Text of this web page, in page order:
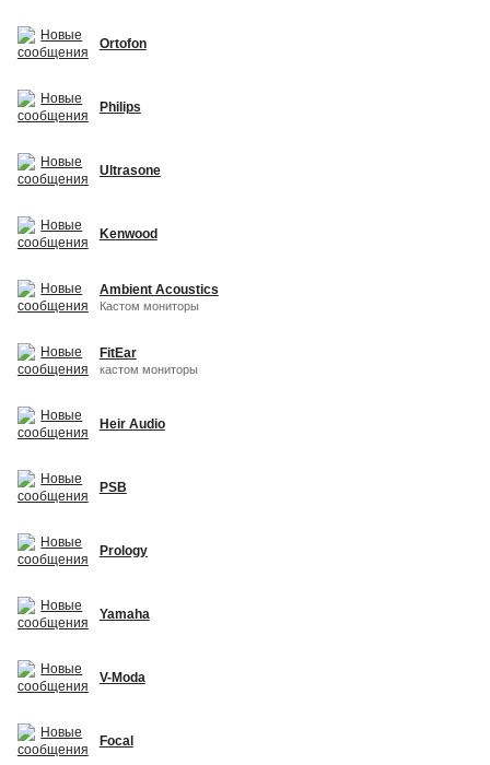
Ortofon
Philips
Ultrasone
Kenwood
Ambient Acoustics
Кастом мониторы
FitEar
кастом мониторы
Heir Audio
PSB
Prology
Yamaha
V-Moda
Focal